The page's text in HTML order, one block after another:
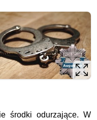
środki odurzające. W